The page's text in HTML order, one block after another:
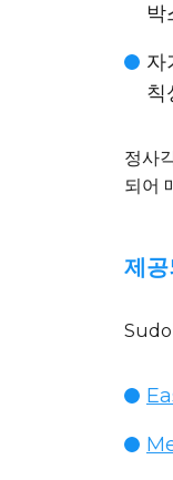
박
자
칙
정사
되어
제